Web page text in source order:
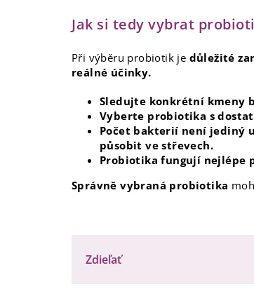
Jak si tedy vybrat
Při výběru probiotik je důležité
reálné účinky.
Sledujte konkrétní kmeny
Vyberte probiotika s
Počet bakterií není jediný
působit ve střevech.
Probiotika fungují nejlépe
Správně vybraná probiotika
Zdieľať